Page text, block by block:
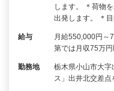
します。 ＊荷物
出発します。 ＊
給与
月給550,000円
第では月収75万円
勤務地
栃木県小山市大
ス」出井北交差